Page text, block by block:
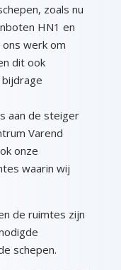
zoals nu
HN1 en
werk om
dit ook
aan de steiger
Varend
onze
waarin wij
de ruimtes zijn
schepen.